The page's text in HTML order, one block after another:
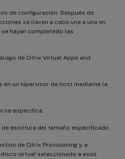
de configuración. Después de
se llevan a cabo una a una en
hayan completado las
de Citrix Virtual Apps and
en un hipervisor de host mediante la
se especifica.
de escritura del tamaño especificado.
de Citrix Provisioning y, a
virtual seleccionado a esos